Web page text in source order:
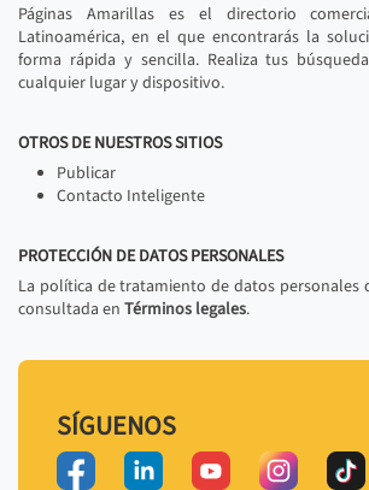
Páginas Amarillas es el directorio
Latinoamérica, en el que encontrarás la
forma rápida y sencilla. Realiza tus
cualquier lugar y dispositivo.
OTROS DE NUESTROS SITIOS
Publicar
Contacto Inteligente
PROTECCIÓN DE DATOS PERSONALES
La política de tratamiento de datos personales
consultada en Términos legales.
SÍGUENOS